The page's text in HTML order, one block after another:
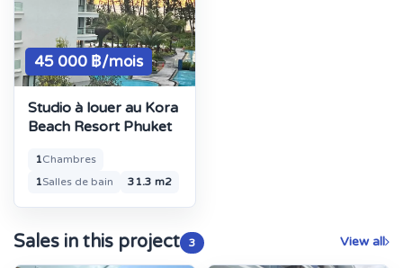
45 000 ฿/mois
Studio à louer au Kora
Beach Resort Phuket
1Chambres
1Salles de bain 31.3 m2
Sales in this project 3 View all